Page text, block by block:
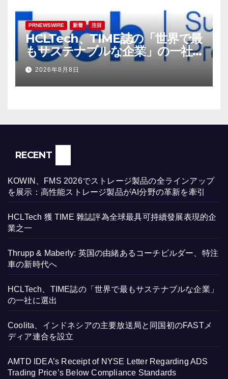
PRNEWSWIRE 新着 注目
HCLTech、TIME誌の「世界で最
もサステナブルな企業」の一社
に選出
2026年8月8日
RECENT
KOWIN、FMS 2026でストレージ製品の全ラインアップ
を展示：高性能ストレージ製品がAI分野の革新を牽引
HCLTech 獲 TIME 雜誌評為全球最具可持續發展表現的企
業之一
Thrupp & Maberly: 英国の由緒あるコーチビルダー、特注
車の新時代へ
HCLTech、TIME誌の「世界で最もサステナブルな企業」
の一社に選出
Coolita、インドネシアの主要放送局と同国初のFASTメ
ディア連合を設立
AMTD IDEA’s Receipt of NYSE Letter Regarding ADS
Trading Price’s Below Compliance Standards